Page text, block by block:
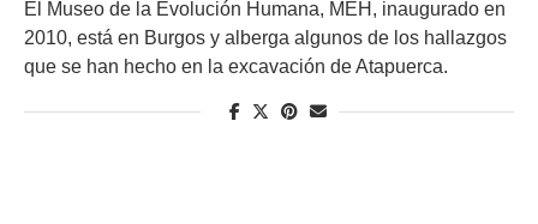
El Museo de la Evolución Humana, MEH, inaugurado en
2010, está en Burgos y alberga algunos de los hallazgos
que se han hecho en la excavación de Atapuerca.